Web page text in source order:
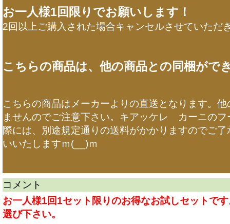
お一人様1回限りでお願いします！
2回以上ご購入された場合キャンセルさせていただ
こちらの商品は、他の商品との同梱がで
こちらの商品はメーカーよりの直送となります。
ませんのでご注意下さい。キアッケレ カーニのフ
際には、別途規定通りの送料がかかりますのでご
いいたしますｍ(__)ｍ
コメント
お一人様1回1セット限りのお得なお試しセットで
選び下さい。